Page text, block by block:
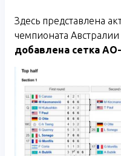
Здесь представлена
чемпионата
добавлена сетка